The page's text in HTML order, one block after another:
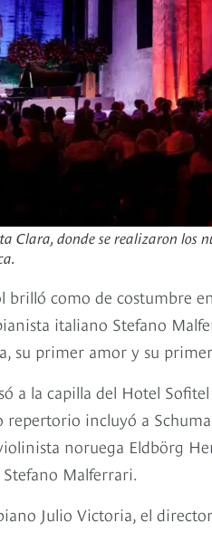
Clara, donde se realizaron los
brilló como de costumbre
italiano Stefano
su primer amor y su
a la capilla del Hotel
incluyó a
noruega Eldbörg
Malferrari.
Julio Victoria, el